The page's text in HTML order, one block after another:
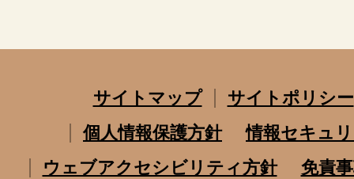
サイトマップ
サイトポリシー
個人情報保護方針
情報セキュ
ウェブアクセシビリティ方針
免責